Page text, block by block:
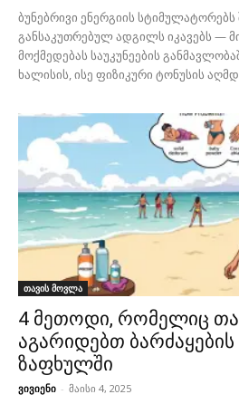
ბუნებრივი ენერგიის სტიმულატორებს
განსაკუთრებულ ადგილს იკავებს —
მოქმედებას საუკუნეების
ხალისის, ისე ფიზიკური ტონუსის
თავის მოვლა
4 მეთოდი, რომელიც
აგარიდებთ ბარძაყების
ზაფხულში
ვივიენი - მაისი 4, 2025